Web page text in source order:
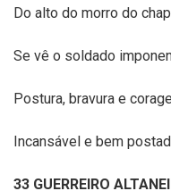
Do alto do morro do
Se vê o soldado
Postura, bravura e
Incansável e bem
33 GUERREIRO